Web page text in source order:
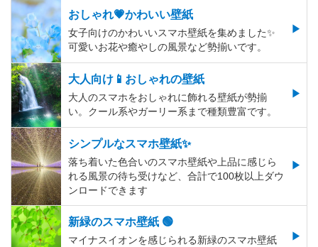
おしゃれ💗かわいい壁紙
女子向けのかわいいスマホ壁紙を集めました✨
可愛いお花や癒やしの風景など勢揃いです。
大人向け📱おしゃれの壁紙
大人のスマホをおしゃれに飾れる壁紙が勢揃
い。クール系やガーリー系まで種類豊富です。
シンプルなスマホ壁紙✨
落ち着いた色合いのスマホ壁紙や上品に感じら
れる風景の待ち受けなど、合計で100枚以上ダウ
ンロードできます
新緑のスマホ壁紙 🟢
マイナスイオンを感じられる新緑のスマホ壁紙